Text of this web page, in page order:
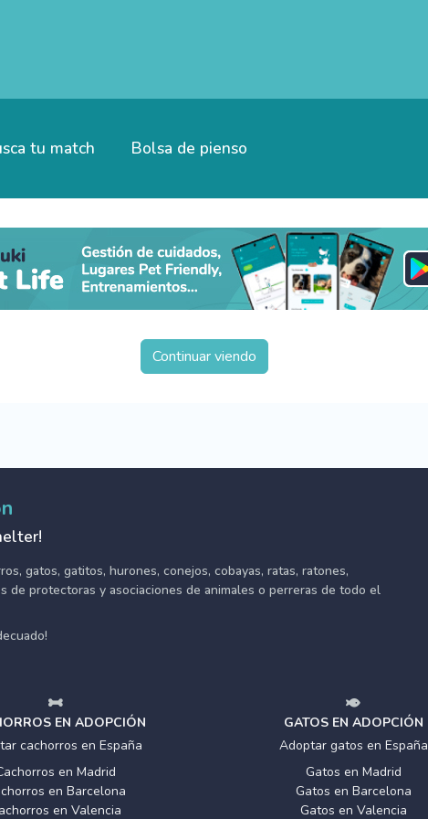
tu match Bolsa de pienso
Continuar viendo
gatos, gatitos, hurones, conejos, cobayas, ratas, ratones,
de protectoras y asociaciones de animales o perreras de todo el
EN ADOPCIÓN
cachorros en España
en Madrid
en Barcelona
en Valencia
GATOS EN ADOPCIÓN
Adoptar gatos en España
Gatos en Madrid
Gatos en Barcelona
Gatos en Valencia